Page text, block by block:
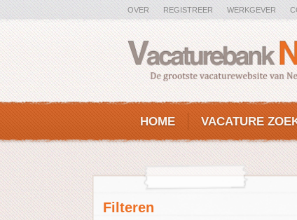
OVER REGISTREER WERKGEVER
HOME VACATURE
Filteren